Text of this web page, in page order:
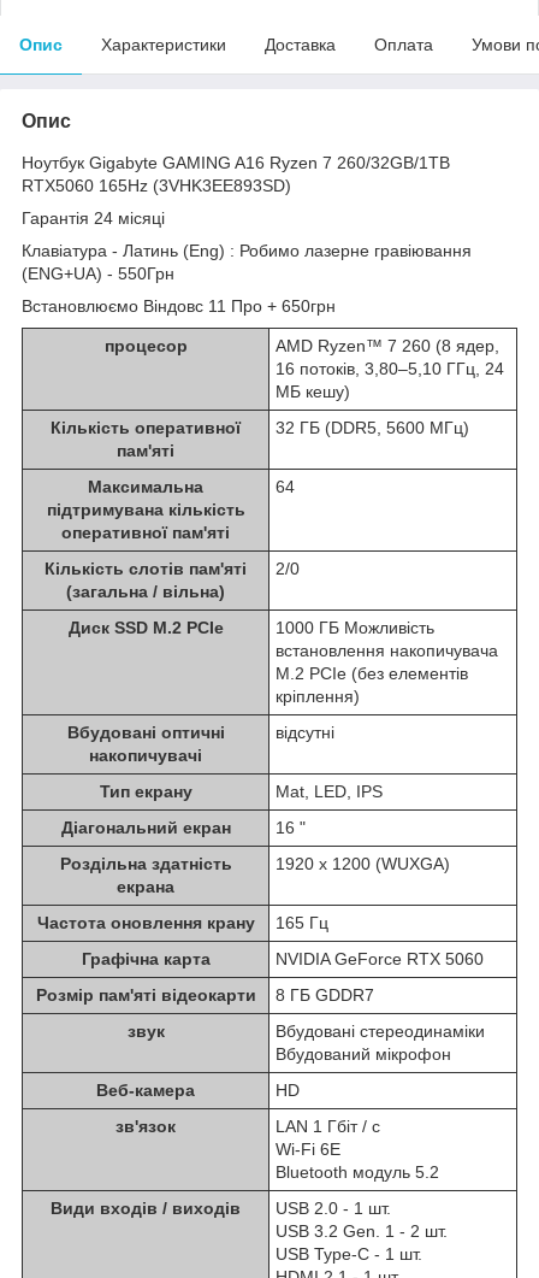
Опис Характеристики Доставка Оплата Умови
Опис
Ноутбук Gigabyte GAMING A16 Ryzen 7 260/32GB/1TB
RTX5060 165Hz (3VHK3EE893SD)
Гарантія 24 місяці
Клавіатура - Латинь (Eng) : Робимо лазерне гравіювання
(ENG+UA) - 550Грн
Встановлюємо Віндовс 11 Про + 650грн
процесор
AMD Ryzen™ 7 260 (8 ядер,
16 потоків, 3,80–5,10 ГГц, 24
МБ кешу)
Кількість оперативної
пам'яті
32 ГБ (DDR5, 5600 МГц)
Максимальна
підтримувана кількість
оперативної пам'яті
64
Кількість слотів пам'яті
(загальна / вільна)
2/0
Диск SSD M.2 PCIe
1000 ГБ Можливість
встановлення накопичувача
M.2 PCIe (без елементів
кріплення)
Вбудовані оптичні
накопичувачі
відсутні
Тип екрану
Mat, LED, IPS
Діагональний екран
16 "
Роздільна здатність
екрана
1920 x 1200 (WUXGA)
Частота оновлення крану
165 Гц
Графічна карта
NVIDIA GeForce RTX 5060
Розмір пам'яті відеокарти
8 ГБ GDDR7
звук
Вбудовані стереодинаміки
Вбудований мікрофон
Веб-камера
HD
зв'язок
LAN 1 Гбіт / с
Wi-Fi 6Е
Bluetooth модуль 5.2
Види входів / виходів
USB 2.0 - 1 шт.
USB 3.2 Gen. 1 - 2 шт.
USB Type-C - 1 шт.